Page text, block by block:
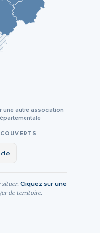
une autre association
situer.Cliquez sur une
de territoire.